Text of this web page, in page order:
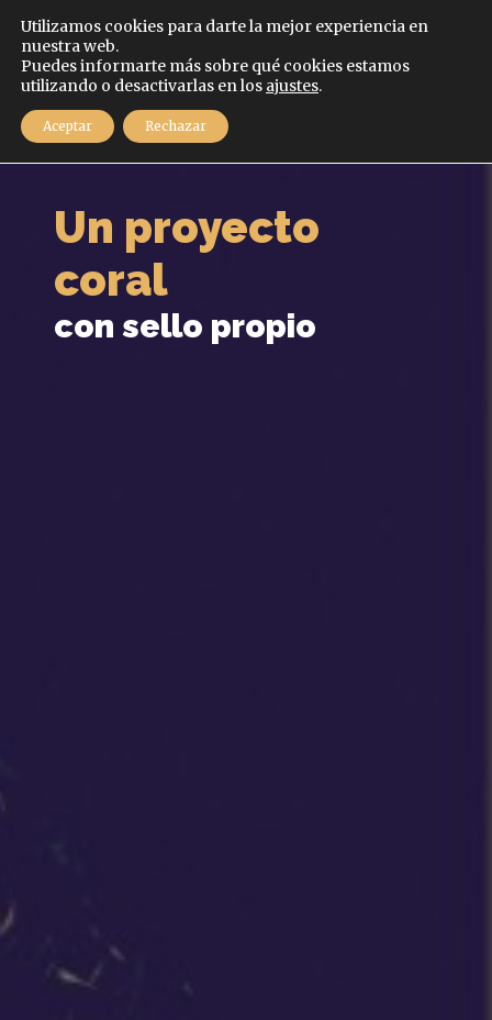
MENÚ
Un proyecto
coral
con sello propio
Español
Utilizamos cookies para darte la mejor experiencia en
nuestra web.
Puedes informarte más sobre qué cookies estamos
utilizando o desactivarlas en los ajustes.
Aceptar Rechazar